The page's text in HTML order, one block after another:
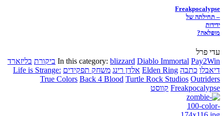
Freakpocalypse
– תחילתה של
ידידות
מופלאה?
עדי פרל
In this category: blizzard Diablo Immortal Pay2Win ביקורת בליזארד
דיאבלו כתבה Elden Ring אלדן רינג משחק תפקידים Life is Strange:
True Colors Back 4 Blood Turtle Rock Studios Outriders
Freakpocalypse קווסט